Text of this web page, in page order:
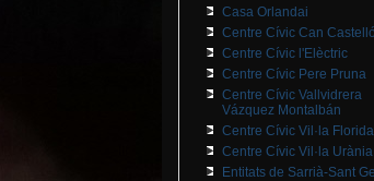
Casa Orlandai
Centre Cívic Can Castelló
Centre Cívic l'Elèctric
Centre Cívic Pere Pruna
Centre Cívic Vallvidrera
Vázquez Montalbán
Centre Cívic Vil·la Florida
Centre Cívic Vil·la Urània
Entitats de Sarrià-Sant